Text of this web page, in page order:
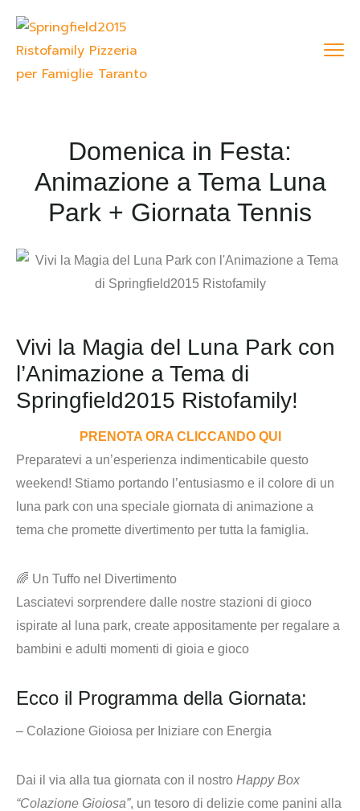
Domenica in Festa:
Animazione a Tema Luna
Park + Giornata Tennis
Vivi la Magia del Luna Park con
l’Animazione a Tema di
Springfield2015 Ristofamily!
PRENOTA ORA CLICCANDO QUI
Preparatevi a un’esperienza indimenticabile questo
weekend! Stiamo portando l’entusiasmo e il colore di un
luna park con una speciale giornata di animazione a
tema che promette divertimento per tutta la famiglia.
🌈 Un Tuffo nel Divertimento
Lasciatevi sorprendere dalle nostre stazioni di gioco
ispirate al luna park, create appositamente per regalare a
bambini e adulti momenti di gioia e gioco
Ecco il Programma della Giornata:
– Colazione Gioiosa per Iniziare con Energia
Dai il via alla tua giornata con il nostro Happy Box
“Colazione Gioiosa”, un tesoro di delizie come panini alla